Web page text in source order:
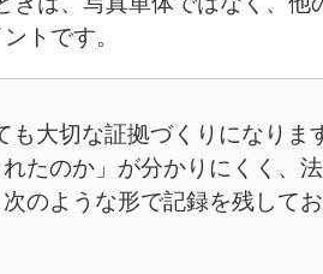
トです。
大切な証拠づくりになりま
たのか」が分かりにくく、
のような形で記録を残して